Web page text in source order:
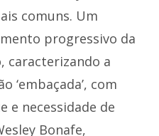
comuns. Um
progressivo da
caracterizando a
‘embaçada’, com
e necessidade de
Bonafe,